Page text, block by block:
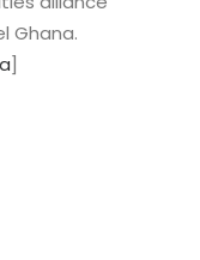
Ghana.
]